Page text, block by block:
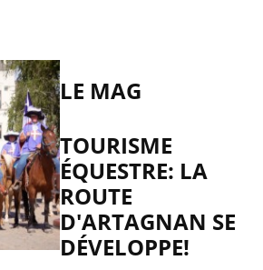
LE MAG
TOURISME
ÉQUESTRE: LA
ROUTE
D'ARTAGNAN SE
DÉVELOPPE!